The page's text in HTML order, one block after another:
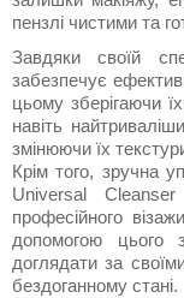
пензлі чистими та
Завдяки своїй
забезпечує
цьому зберігаючи
навіть
змінюючи їх
Крім того, зручна
Universal
професійного
допомогою цього
доглядати за
бездоганному стані.